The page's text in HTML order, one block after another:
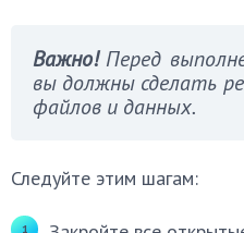
Важно!Перед
вы должны сделать
файлов и данных.
Следуйте этим шагам: